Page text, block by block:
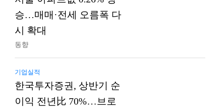
승…매매·전세 오름폭 다
시 확대
동향
기업실적
한국투자증권, 상반기 순
이익 전년比 70%…브로